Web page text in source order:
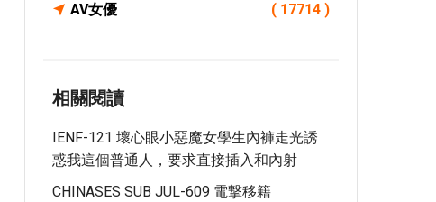
AV女優 ( 17714 )
相關閱讀
IENF-121 壞心眼小惡魔女學生內褲走光誘
惑我這個普通人，要求直接插入和內射
CHINASES SUB JUL-609 電撃移籍